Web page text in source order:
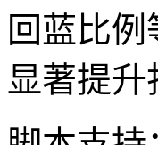
回蓝比
显著提升